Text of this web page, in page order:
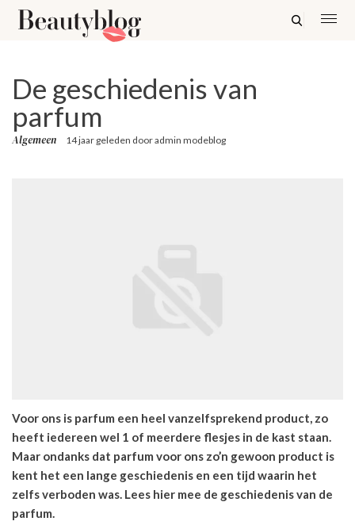
De geschiedenis van
parfum
Algemeen 14 jaar geleden dooradmin modeblog
Voor ons is parfum een heel vanzelfsprekend product, zo
heeft iedereen wel 1 of meerdere flesjes in de kast staan.
Maar ondanks dat parfum voor ons zo’n gewoon product is
kent het een lange geschiedenis en een tijd waarin het
zelfs verboden was. Lees hier mee de geschiedenis van de
parfum.